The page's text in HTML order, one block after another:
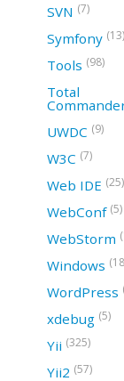
SVN (7)
Symfony (13)
Tools (98)
Total
UWDC (9)
W3C (7)
Web IDE (25)
WebConf (5)
WebStorm
Windows
WordPress
xdebug (5)
Yii (325)
Yii2 (57)